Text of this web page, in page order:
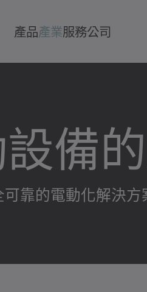
產品產業服務公司
備
靠的電動化解決方